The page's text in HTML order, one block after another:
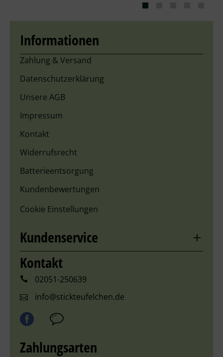
Informationen
Zahlung & Versand
Datenschutzerklärung
Unsere AGB
Impressum
Kontakt
Widerrufsrecht
Batterieentsorgung
Kundenbewertungen
Cookie Einstellungen
Kundenservice
Kontakt
02051-250639
info@stickteufelchen.de
Zahlungsarten